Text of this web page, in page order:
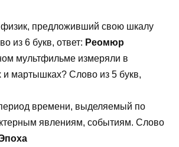
физик, предложивший свою шкалу
из 6 букв, ответ: Реомюр
мультфильме измеряли в
и мартышках? Слово из 5 букв,
времени, выделяемый по
явлениям, событиям. Слово